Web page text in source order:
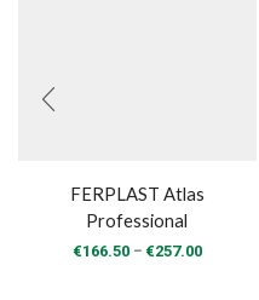
FERPLAST Atlas
Professional
€166.50 – €257.00Price